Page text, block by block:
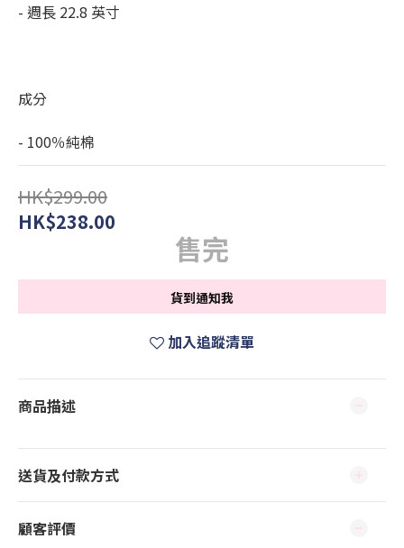
- 週長 22.8 英寸
成分
- 100％純棉
HK$299.00
HK$238.00
售完
貨到通知我
加入追蹤清單
商品描述
送貨及付款方式
顧客評價